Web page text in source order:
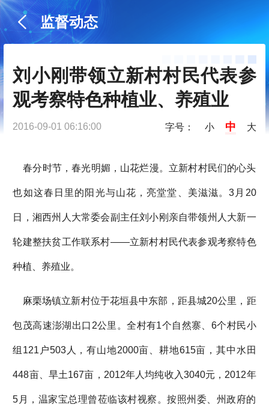
监督动态
刘小刚带领立新村村民代表参
观考察特色种植业、养殖业
2016-09-01 06:16:00 字号： 小 中 大
春分时节，春光明媚，山花烂漫。立新村村民们的心头
也如这春日里的阳光与山花，亮堂堂、美滋滋。3月20
日，湘西州人大常委会副主任刘小刚亲自带领州人大新一
轮建整扶贫工作联系村——立新村村民代表参观考察特色
种植、养殖业。
麻栗场镇立新村位于花垣县中东部，距县城20公里，距
包茂高速澎湖出口2公里。全村有1个自然寨、6个村民小
组121户503人，有山地2000亩、耕地615亩，其中水田
448亩、旱土167亩，2012年人均纯收入3040元，2012年
5月，温家宝总理曾莅临该村视察。按照州委、州政府的